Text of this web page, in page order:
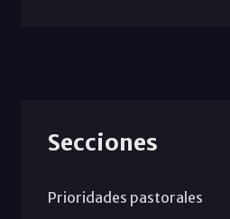
Secciones
Prioridades pastorales